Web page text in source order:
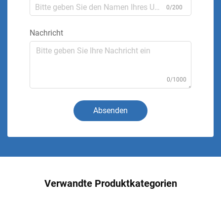
0/200
Nachricht
0/1000
Absenden
Verwandte Produktkategorien